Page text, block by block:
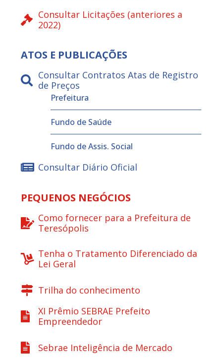
Consultar Licitações (anteriores a
2022)
ATOS E PUBLICAÇÕES
Consultar Contratos Atas de Registro
de Preços
Prefeitura
Fundo de Saúde
Fundo de Assis. Social
Consultar Diário Oficial
PEQUENOS NEGÓCIOS
Como fornecer para a Prefeitura de
Teresópolis
Tenha o Tratamento Diferenciado da
Lei Geral
Trilha do conhecimento
XI Prêmio SEBRAE Prefeito
Empreendedor
Sebrae Inteligência de Mercado